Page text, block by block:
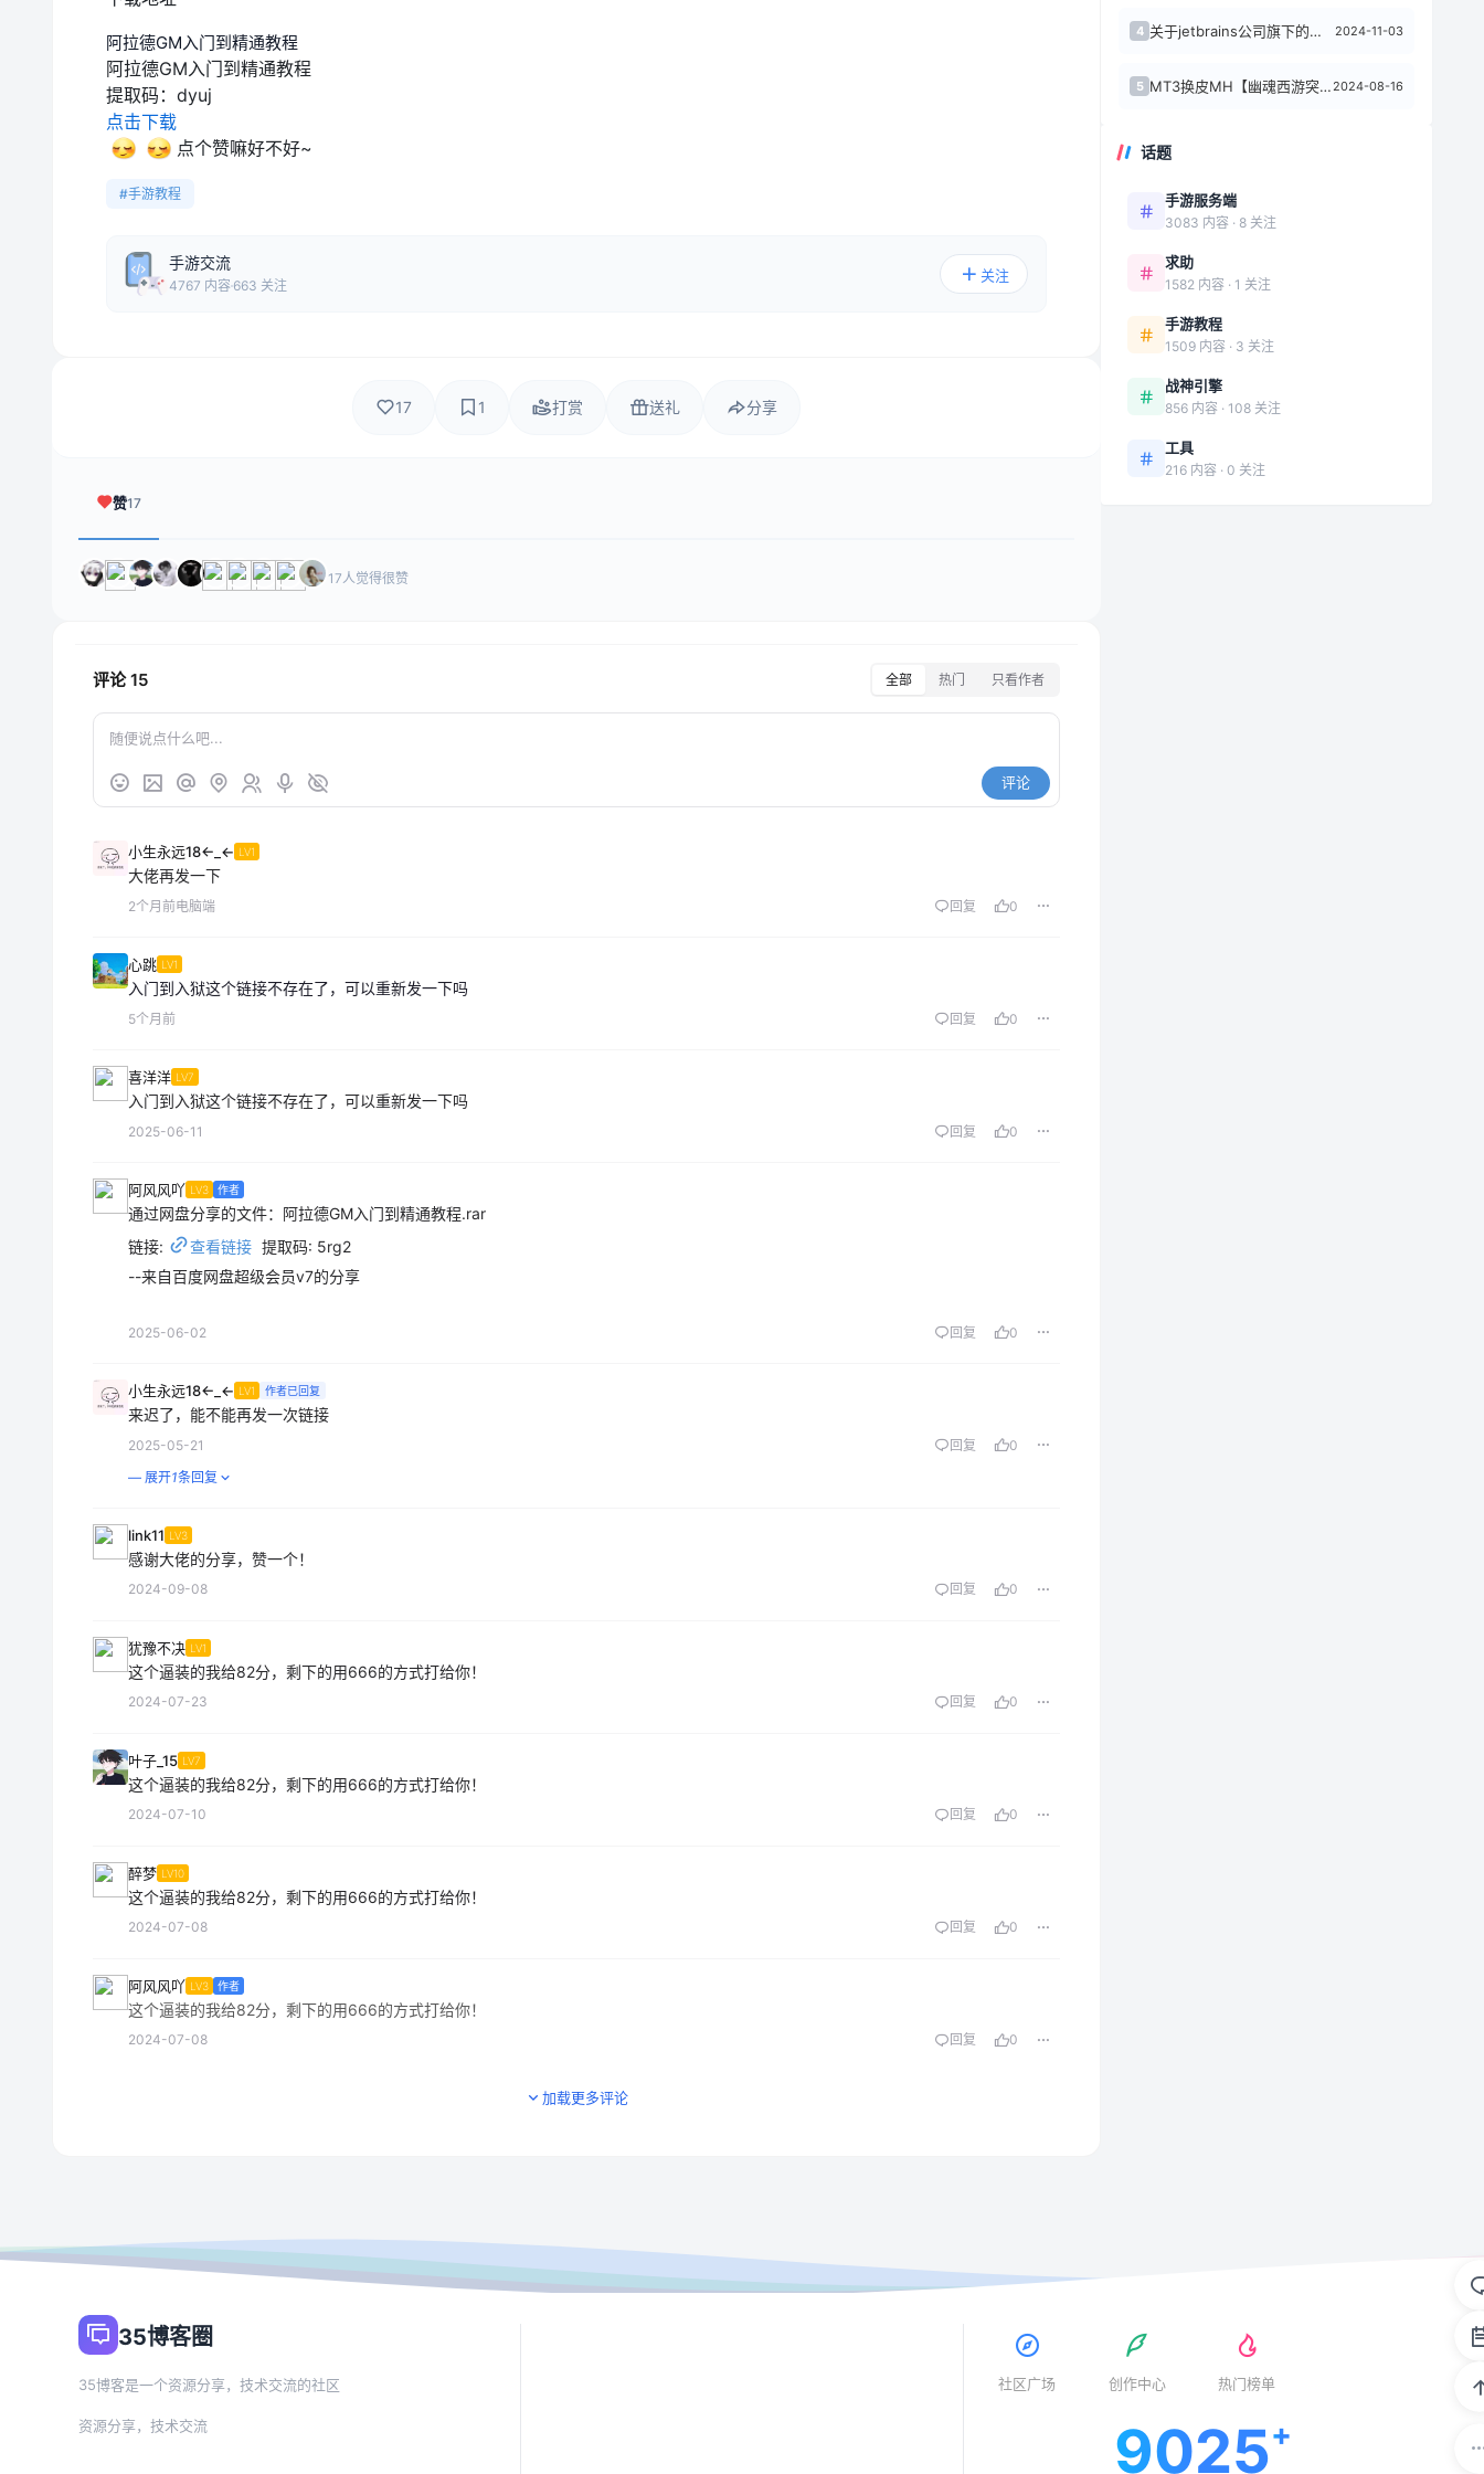
阿拉德GM入门到精通教程
阿拉德GM入门到精通教程
提取码： dyuj
点击下载
点个赞嘛好不好~
#手游教程
手游交流
4767 内容 663 关注
关注
17 1 打赏 送礼 分享
赞17
17人觉得很赞
评论15 全部 热门 只看作者
评论
小生永远18←_← LV1
大佬再发一下
2个月前电脑端 回复 0
心跳 LV1
入门到入狱这个链接不存在了，可以重新发一下吗
5个月前 回复 0
喜洋洋 LV7
入门到入狱这个链接不存在了，可以重新发一下吗
2025-06-11 回复 0
阿风风吖 LV3 作者
通过网盘分享的文件：阿拉德GM入门到精通教程.rar
链接:
查看链接 提取码: 5rg2
--来自百度网盘超级会员v7的分享
2025-06-02 回复 0
小生永远18←_← LV1 作者已回复
来迟了，能不能再发一次链接
2025-05-21 回复
0
— 展开1条回复
link11 LV3
感谢大佬的分享，赞一个！
2024-09-08 回复 0
犹豫不决 LV1
这个逼装的我给82分，剩下的用666的方式打给你！
2024-07-23 回复 0
叶子_15 LV7
这个逼装的我给82分，剩下的用666的方式打给你！
2024-07-10 回复 0
醉梦 LV10
这个逼装的我给82分，剩下的用666的方式打给你！
2024-07-08 回复 0
阿风风吖 LV3 作者
这个逼装的我给82分，剩下的用666的方式打给你！
2024-07-08 回复 0
加载更多评论
4 ​关于jetbrains公司旗下的软件历史版本下载如下 2024-11-03
5 MT3换皮MH【幽魂西游突破2尊享挂机版】最新整理单机一键即玩镜像端+Linux... 2024-08-16
话题
手游服务端
3083 内容 · 8 关注
求助
1582 内容 · 1 关注
手游教程
1509 内容 · 3 关注
战神引擎
856 内容 · 108 关注
工具
216 内容 · 0 关注
35博客圈
35博客是一个资源分享，技术交流的社区
资源分享，技术交流
社区广场 创作中心 热门榜单
9025